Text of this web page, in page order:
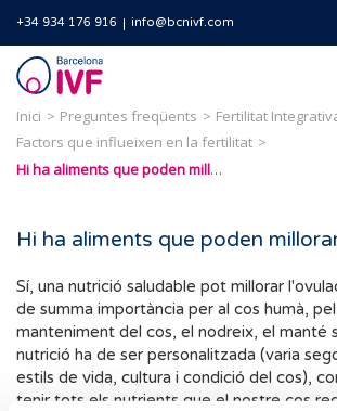
+34 934 176 916 info@bcnivf.com
Barcelona
IVF
Inici Preguntes freqüents
Fertilitat
Factors que influeixen en la fertilitat
Hi ha aliments que poden millorar l'ovulació?
Hi ha aliments que poden
Sí, una nutrició saludable pot millorar
de summa importància per al cos humà,
manteniment del cos, el nodreix, el manté
nutrició ha de ser personalitzada (varia
estils de vida, cultura i condició del cos),
tenir tots els nutrients que el nostre cos